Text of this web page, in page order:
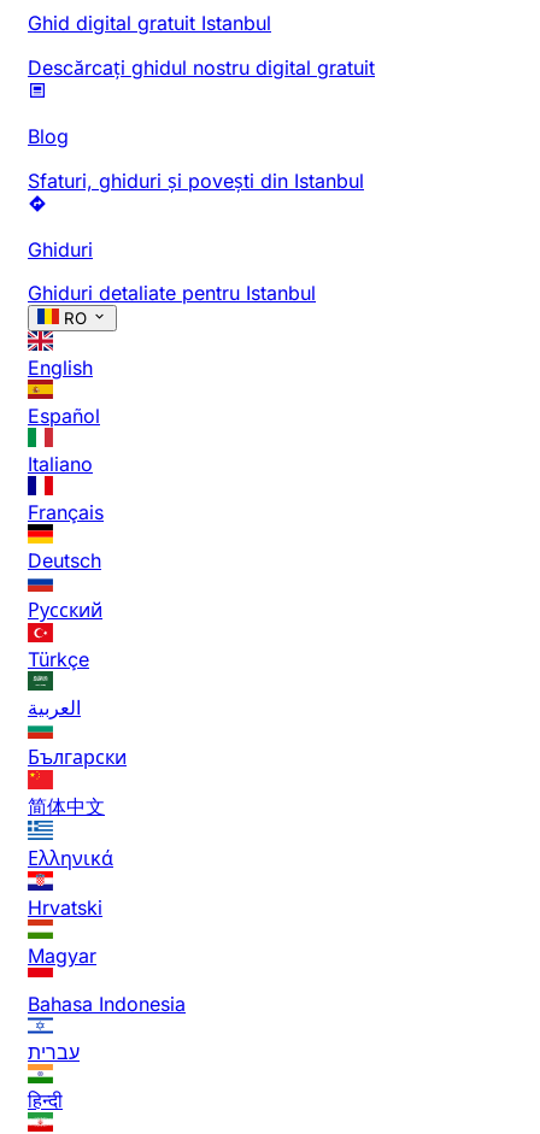
Ghid digital gratuit Istanbul
Descărcați ghidul nostru digital gratuit
Blog
Sfaturi, ghiduri și povești din Istanbul
Ghiduri
Ghiduri detaliate pentru Istanbul
RO
English
Español
Italiano
Français
Deutsch
Русский
Türkçe
العربية
Български
简体中文
Ελληνικά
Hrvatski
Magyar
Bahasa Indonesia
עברית
हिन्दी